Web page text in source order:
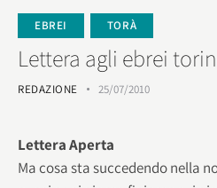
EBREI TORÀ
Lettera agli ebrei
REDAZIONE 25/07/2010
Lettera Aperta
Ma cosa sta succedendo nella